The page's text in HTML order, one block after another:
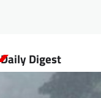
Daily Digest